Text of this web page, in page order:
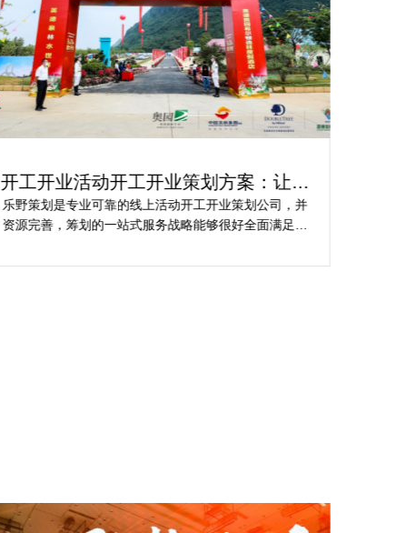
轻松实现创新：开工仪式策划活动方案
解析
樊总担心策划公司对品牌理念理解不足，导致宣传方案
不匹配。并且再指望项目落地时执行一致性、媒体反馈
公司时极度关注创意、行业经验、媒体资源等维度。